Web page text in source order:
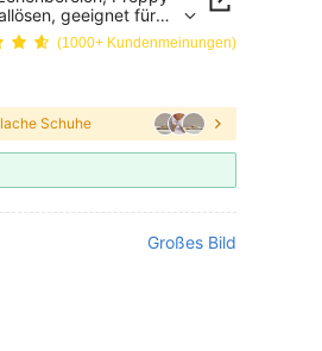
geeignet für
(1000+ Kundenmeinungen)
Schuhe
Großes Bild